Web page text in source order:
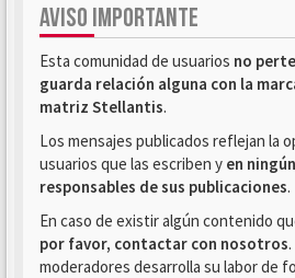
AVISO IMPORTANTE
Esta comunidad de usuarios no
guarda relación alguna con la
matriz Stellantis.
Los mensajes publicados reflejan la
usuarios que las escriben y en
responsables de sus publicaciones.
En caso de existir algún contenido
por favor, contactar con nosotros
moderadores desarrolla su labor de